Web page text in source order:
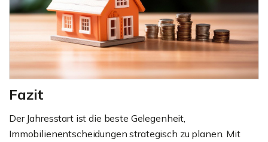
Fazit
Der Jahresstart ist die beste Gelegenheit,
Immobilienentscheidungen strategisch zu planen. Mit